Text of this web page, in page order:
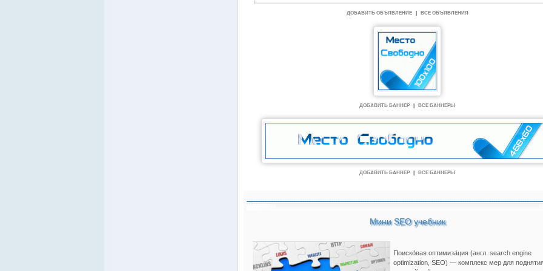
ДОБАВИТЬ ОБЪЯВЛЕНИЕ ВСЕ ОБЪЯВЛЕНИЯ
ДОБАВИТЬ БАННЕР ВСЕ БАННЕРЫ
ДОБАВИТЬ БАННЕР ВСЕ БАННЕРЫ
Мини SEO учебник
Поиско́вая оптимиза́ция (англ. search engine
optimization, SEO) — комплекс мер для